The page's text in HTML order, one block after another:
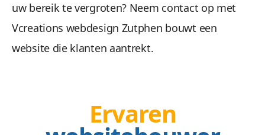
uw bereik te vergroten? Neem contact op met
Vcreations webdesign Zutphen bouwt een
website die klanten aantrekt.
Ervaren
Beheren